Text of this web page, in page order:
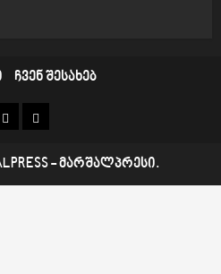
ჩვენ შესახებ
კონტაქტი
ჩვენ
- მარშალპრესი.